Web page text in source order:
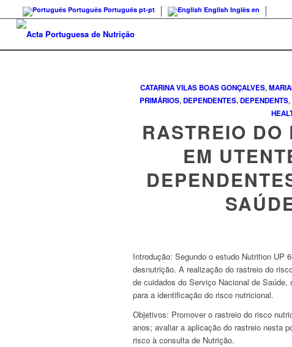
Português Português pt-pt English Inglês en
CATARINA VILAS BOAS GONÇALVES,
PRIMÁRIOS,DEPENDENTES,DEPENDENTS,
RASTREIO
EM
Introdução: Segundo o estudo Nutrition UP
desnutrição. A realização do rastreio do
de cuidados do Serviço Nacional de
para a identificação do risco nutricional.
Objetivos: Promover o rastreio do risco
anos; avaliar a aplicação do rastreio nesta
risco à consulta de Nutrição.